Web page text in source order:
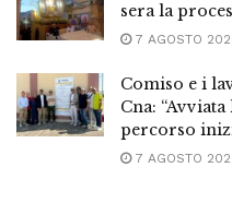
sera la
7 AGOSTO
Comiso e i
Cna:
percorso
7 AGOSTO